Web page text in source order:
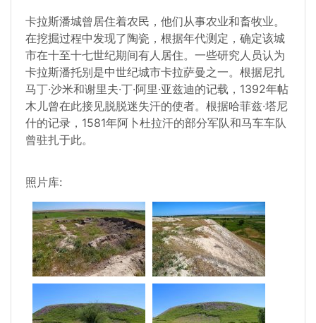
卡拉斯潘城曾居住着农民，他们从事农业和畜牧业。
在挖掘过程中发现了陶瓷，根据年代测定，确定该城
市在十至十七世纪期间有人居住。一些研究人员认为
卡拉斯潘托别是中世纪城市卡拉萨曼之一。根据尼扎
马丁·沙米和谢里夫·丁·阿里·亚兹迪的记载，1392年帖
木儿曾在此接见脱脱迷失汗的使者。根据哈菲兹·塔尼
什的记录，1581年阿卜杜拉汗的部分军队和马车车队
曾驻扎于此。
照片库: